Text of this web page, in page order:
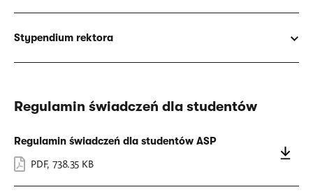
Stypendium rektora
Regulamin świadczeń dla studentów
Regulamin świadczeń dla studentów ASP
PDF, 738.35 KB